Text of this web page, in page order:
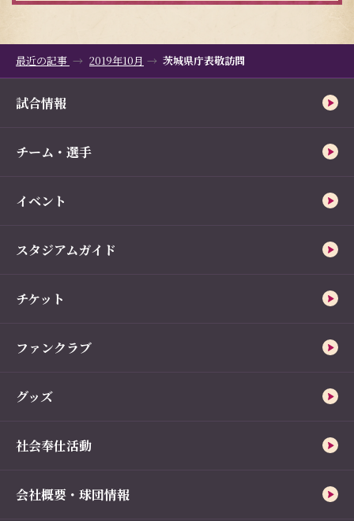
最近の記事 2019年10月 茨城県庁表敬訪問
試合情報
チーム・選手
イベント
スタジアムガイド
チケット
ファンクラブ
グッズ
社会奉仕活動
会社概要・球団情報